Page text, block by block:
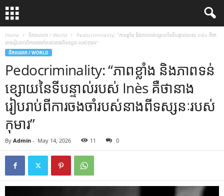
Home ពិភពលោក / World
Pedocriminality: “ភាពខ្លាំង និងភាពទន់ខ្សោយនៃទីបន្ទាល់របស់ Inès គឺថា
នាងរៀបរាប់ពីការចងចាំរបស់នាងពីទស្សនៈរបស់កុមារ”
ពិភពលោក / WORLD
Pedocriminality: “ភាពខ្លាំង និងភាពទន់
ខ្សោយនៃទីបន្ទាល់របស់ Inès គឺថានាង
រៀបរាប់ពីការចងចាំរបស់នាងពីទស្សនៈរបស់
កុមារ”
By Admin - May 14, 2026 11 0